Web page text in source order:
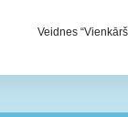
Veidnes